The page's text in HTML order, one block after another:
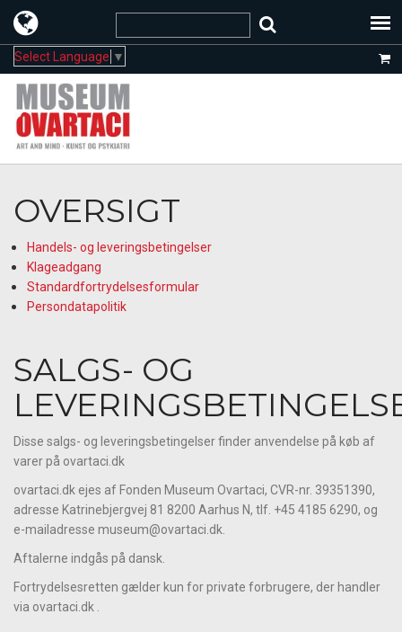
Select Language ▼
OVERSIGT
Handels- og leveringsbetingelser
Klageadgang
Standardfortrydelsesformular
Persondatapolitik
SALGS- OG
Disse salgs- og leveringsbetingelser finder anvendelse på køb af
varer på ovartaci.dk
ovartaci.dk ejes af Fonden Museum Ovartaci, CVR-nr. 39351390,
adresse Katrinebjergvej 81 8200 Aarhus N, tlf. +45 4185 6290, og
e-mailadresse museum@ovartaci.dk.
Aftalerne indgås på dansk.
Fortrydelsesretten gælder kun for private forbrugere, der handler
via ovartaci.dk .